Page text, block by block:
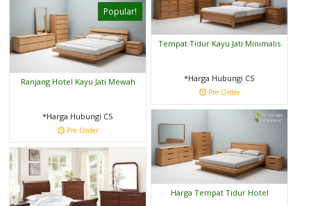
Tempat Tidur Kayu Jati Minimalis
*Harga Hubungi CS
Pre Order
Popular!
Ranjang Hotel Kayu Jati Mewah
*Harga Hubungi CS
Pre Order
Harga Tempat Tidur Hotel